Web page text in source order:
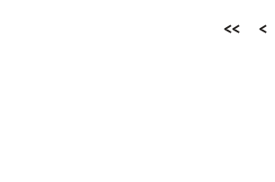
<< <